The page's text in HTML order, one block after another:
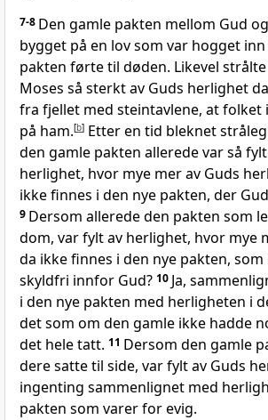
7-8 Den gamle pakten mellom Gud
bygget på en lov som var hogget
pakten førte til døden. Likevel
Moses så sterkt av Guds herlighet
fra fjellet med steintavlene, at folket
på ham.[b] Etter en tid bleknet
den gamle pakten allerede var så
herlighet, hvor mye mer av Guds
ikke finnes i den nye pakten, der
9 Dersom allerede den pakten som
dom, var fylt av herlighet, hvor mye
da ikke finnes i den nye pakten,
skyldfri innfor Gud? 10 Ja,
i den nye pakten med herligheten i
det som om den gamle ikke hadde
det hele tatt. 11 Dersom den gamle
dere satte til side, var fylt av Guds
ingenting sammenlignet med
pakten som varer for evig.